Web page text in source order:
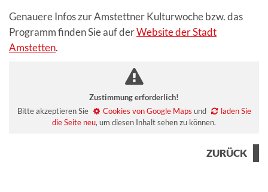
Genauere Infos zur Amstettner Kulturwoche bzw. das
Programm finden Sie auf derWebsite der Stadt
Amstetten.
Zustimmung erforderlich!
Bitte akzeptieren Sie
Cookies von Google Maps und
laden Sie
die Seite neu, um diesen Inhalt sehen zu können.
ZURÜCK